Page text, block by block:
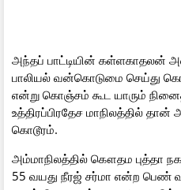
அந்தப் பாட்டியின் கள்ளகாதலன்
பாலியல் வன்கொடுமை செய்து
என்று கொஞ்சம் கூட யாரும்
உத்திரப்பிரதேச மாநிலத்தில் தான்
கொடூரம்.
அம்மாநிலத்தில் கௌதம புத்தா
55 வயது நீரஜ் சர்மா என்ற பெண்